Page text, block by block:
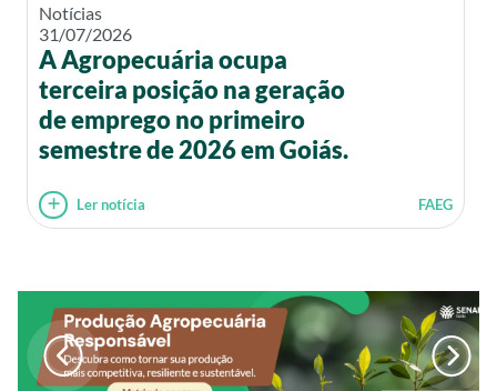
Notícias
31/07/2026
A Agropecuária ocupa
terceira posição na geração
de emprego no primeiro
semestre de 2026 em Goiás.
Ler notícia FAEG